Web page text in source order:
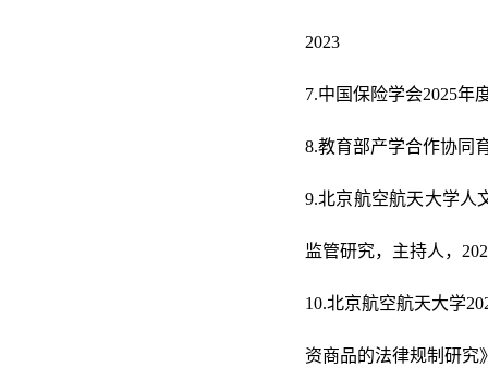
2023
7.中国保险学会2025年
8.教育部产学合作协同
9.北京航空航天大学人
监管研究，主持人，
10.北京航空航天大学
资商品的法律规制研究